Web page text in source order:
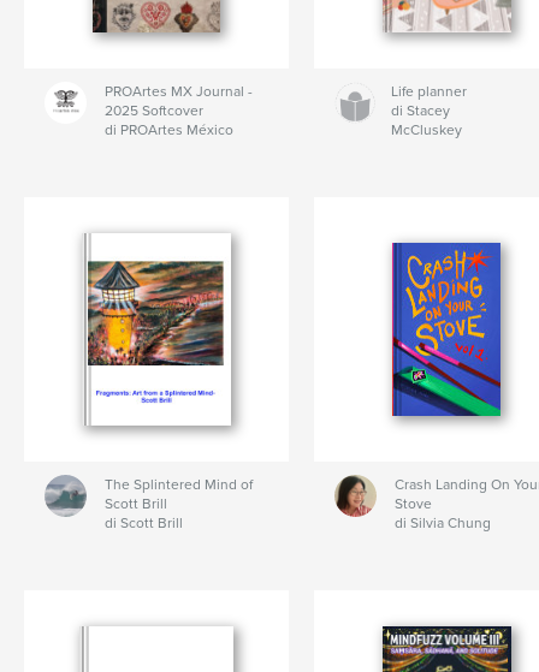
PROArtes MX Journal -
2025 Softcover
di PROArtes México
Life planner
di Stacey
McCluskey
The Splintered Mind of
Scott Brill
di Scott Brill
Crash Landing On
Stove
di Silvia Chung